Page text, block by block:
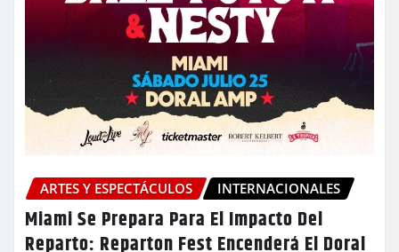
ARTES Y ESPECTÁCULOS INTERNACIONALES
Miami Se Prepara Para El Impacto Del
Reparto: Reparton Fest Encenderá El Doral